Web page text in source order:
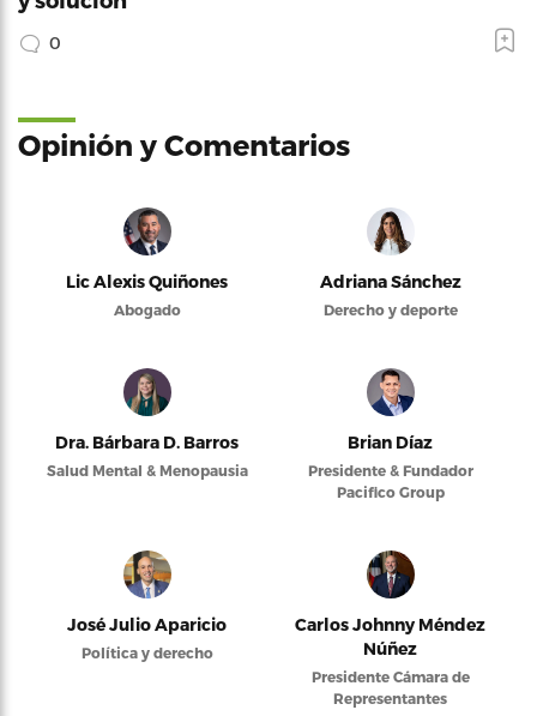
0
Opinión y Comentarios
Lic Alexis Quiñones
Abogado
Adriana Sánchez
Derecho y deporte
Dra. Bárbara D. Barros
Salud Mental & Menopausia
Brian Díaz
Presidente & Fundador
Pacifico Group
José Julio Aparicio
Política y derecho
Carlos Johnny Méndez
Núñez
Presidente Cámara de
Representantes